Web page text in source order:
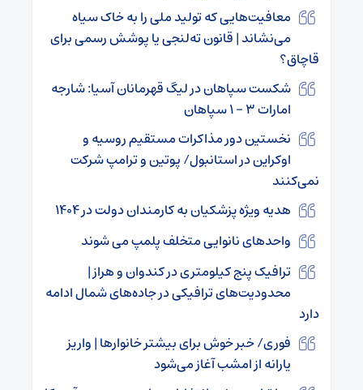
معافیت‌هایی که تولید ملی را به خاک سیاه
می‌نشاند | قانون ته‌لنجی یا پوشش رسمی برای
قاچاق؟
شکست سپاهان در لیگ قهرمانان آسیا: شارجه
امارات ۳ – ۱ سپاهان
نخستین دور مذاکرات مستقیم روسیه و
اوکراین در استانبول/ پوتین و ترامپ شرکت
نمی‌کنند
هدیه ویژه پزشکیان به کارمندان دولت در ۱۴۰۴
واحدهای نانوایی متخلف پلمپ می شوند
ترافیک پنج کیلومتری در کندوان و هراز |
محدودیت‌های ترافیکی در جاده‌های شمال ادامه
دارد
فوری/ خبر خوش برای بیشتر خانوارها | واریز
یارانه از امشب آغاز می‌شود